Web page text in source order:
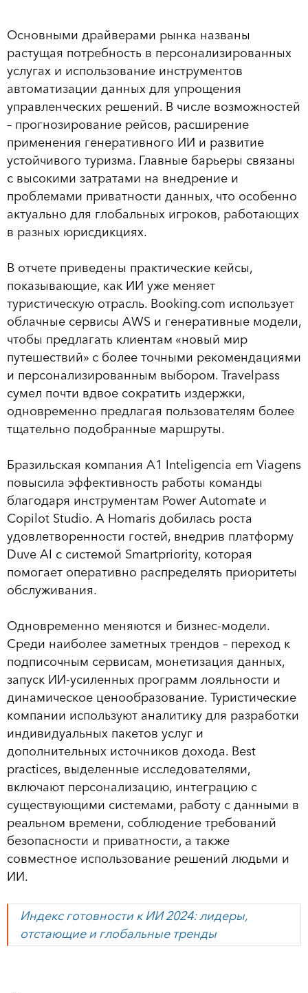
Основными драйверами рынка названы
растущая потребность в персонализированных
услугах и использование инструментов
автоматизации данных для упрощения
управленческих решений. В числе возможностей
– прогнозирование рейсов, расширение
применения генеративного ИИ и развитие
устойчивого туризма. Главные барьеры связаны
с высокими затратами на внедрение и
проблемами приватности данных, что особенно
актуально для глобальных игроков, работающих
в разных юрисдикциях.
В отчете приведены практические кейсы,
показывающие, как ИИ уже меняет
туристическую отрасль. Booking.com использует
облачные сервисы AWS и генеративные модели,
чтобы предлагать клиентам «новый мир
путешествий» с более точными рекомендациями
и персонализированным выбором. Travelpass
сумел почти вдвое сократить издержки,
одновременно предлагая пользователям более
тщательно подобранные маршруты.
Бразильская компания A1 Inteligencia em Viagens
повысила эффективность работы команды
благодаря инструментам Power Automate и
Copilot Studio. А Homaris добилась роста
удовлетворенности гостей, внедрив платформу
Duve AI с системой Smartpriority, которая
помогает оперативно распределять приоритеты
обслуживания.
Одновременно меняются и бизнес-модели.
Среди наиболее заметных трендов – переход к
подписочным сервисам, монетизация данных,
запуск ИИ-усиленных программ лояльности и
динамическое ценообразование. Туристические
компании используют аналитику для разработки
индивидуальных пакетов услуг и
дополнительных источников дохода. Best
practices, выделенные исследователями,
включают персонализацию, интеграцию с
существующими системами, работу с данными в
реальном времени, соблюдение требований
безопасности и приватности, а также
совместное использование решений людьми и
ИИ.
Индекс готовности к ИИ 2024: лидеры,
отстающие и глобальные тренды